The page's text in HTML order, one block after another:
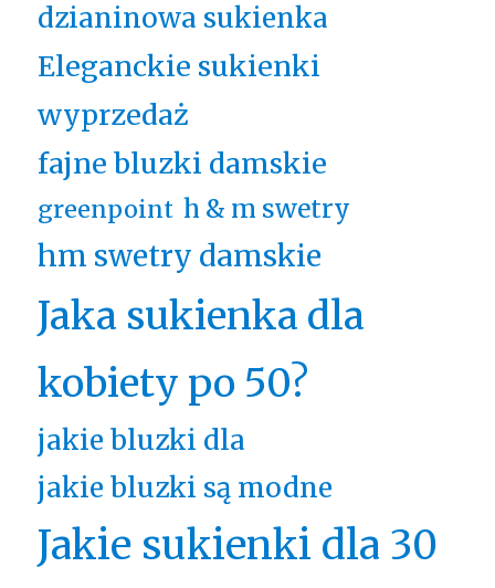
dzianinowa sukienka
Eleganckie sukienki
wyprzedaż
fajne bluzki damskie
greenpoint h & m swetry
hm swetry damskie
Jaka sukienka dla
kobiety po 50?
jakie bluzki dla
jakie bluzki są modne
Jakie sukienki dla 30